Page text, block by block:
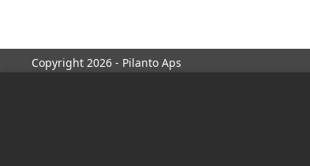
Copyright 2026 - Pilanto Aps